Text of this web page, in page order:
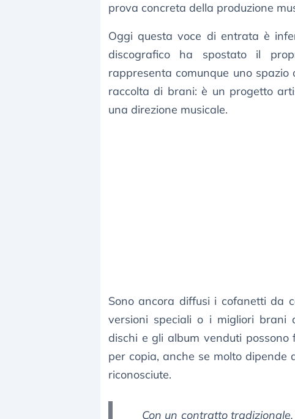
prova concreta della produzione
Oggi questa voce di entrata è
discografico ha spostato il
rappresenta comunque uno spazio
raccolta di brani: è un progetto
una direzione musicale.
Sono ancora diffusi i cofanetti da
versioni speciali o i migliori brani
dischi e gli album venduti possono
per copia, anche se molto dipende
riconosciute.
Con un contratto